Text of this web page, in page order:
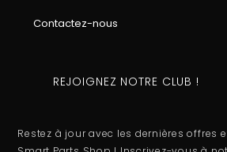
Contactez-nous
REJOIGNEZ NOTRE CLUB !
Restez à jour avec les dernières offres